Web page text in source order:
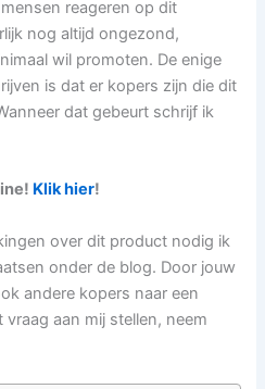
reageren op dit
nog altijd ongezond,
wil promoten. De enige
is dat er kopers zijn die dit
dat gebeurt schrijf ik
Klik hier!
over dit product nodig ik
onder de blog. Door jouw
andere kopers naar een
aan mij stellen, neem